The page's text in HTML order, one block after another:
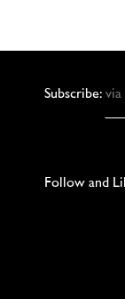
Subscribe:
Follow and